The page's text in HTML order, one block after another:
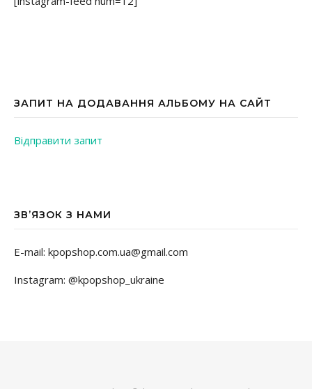
ЗАПИТ НА ДОДАВАННЯ АЛЬБОМУ НА САЙТ
Відправити запит
ЗВ’ЯЗОК З НАМИ
E-mail: kpopshop.com.ua@gmail.com
Instagram: @kpopshop_ukraine